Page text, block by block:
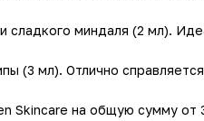
миндаля (2 мл).
(3 мл). Отлично
Skincare на общую сумму